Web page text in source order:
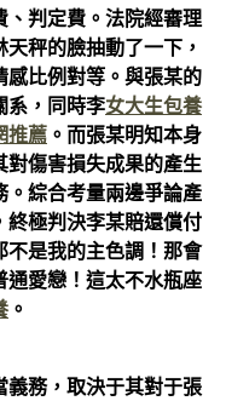
、判定費。法院經審理
秤的臉抽動了一下，
感比例對等。與張某的
系，同時李女大生包養
推薦 。而張某明知本身
對傷害損失成果的產生
。綜合考量兩邊爭論產
終極判決李某賠還償付
不是我的主色調！那會
通愛戀！這太不水瓶座
。
義務，取決于其對于張